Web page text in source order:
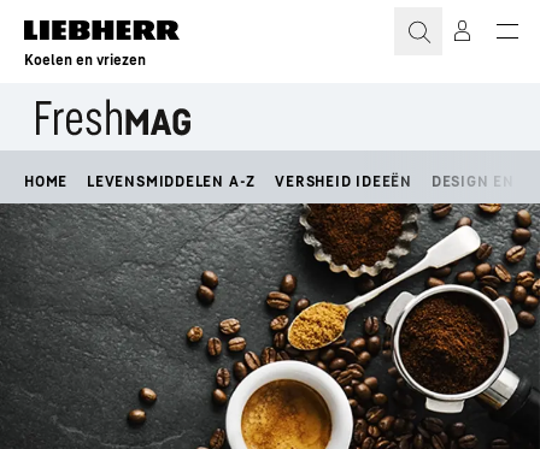
Koelen en vriezen
HOME LEVENSMIDDELEN A-Z VERSHEID IDEEËN DESIGN EN